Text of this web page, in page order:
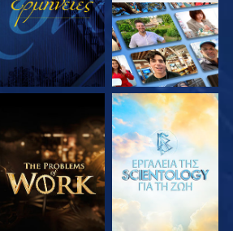
ΕΞΕΡΕΥΝΗΣΤΕ ΤΗ
ΣΕΙΡΑ
ΕΞΕΡΕΥΝΗΣΤΕ ΤΗ
ΣΕΙΡΑ